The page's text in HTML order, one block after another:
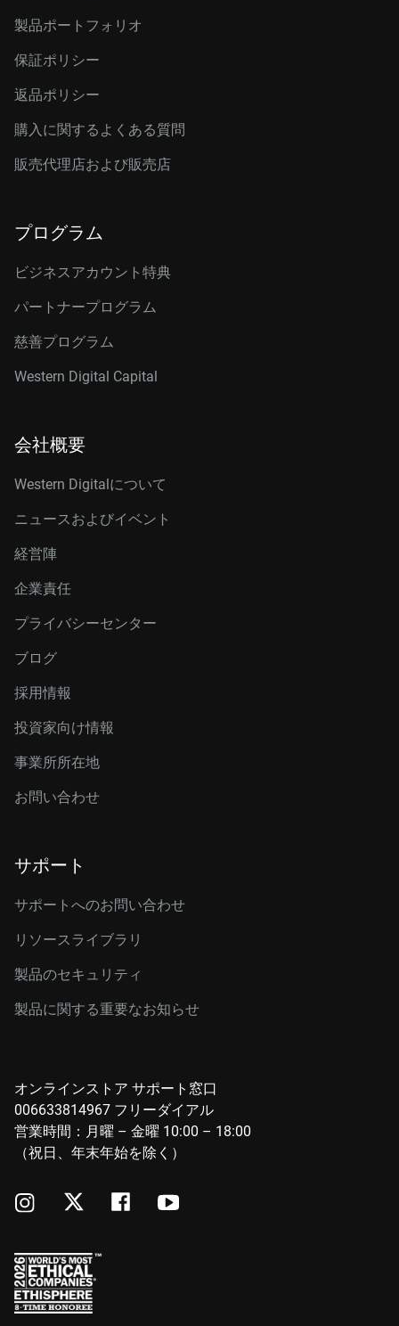
製品ポートフォリオ
保証ポリシー
返品ポリシー
購入に関するよくある質問
販売代理店および販売店
プログラム
ビジネスアカウント特典
パートナープログラム
慈善プログラム
Western Digital Capital
会社概要
Western Digitalについて
ニュースおよびイベント
経営陣
企業責任
プライバシーセンター
ブログ
採用情報
投資家向け情報
事業所所在地
お問い合わせ
サポート
サポートへのお問い合わせ
リソースライブラリ
製品のセキュリティ
製品に関する重要なお知らせ
オンラインストア サポート窓口
006633814967 フリーダイアル
営業時間：月曜 – 金曜 10:00 – 18:00
（祝日、年末年始を除く）